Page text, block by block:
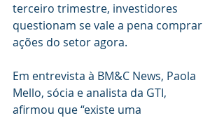
terceiro trimestre, investidores
questionam se vale a pena comprar
ações do setor agora.
Em entrevista à BM&C News, Paola
Mello, sócia e analista da GTI,
afirmou que “existe uma